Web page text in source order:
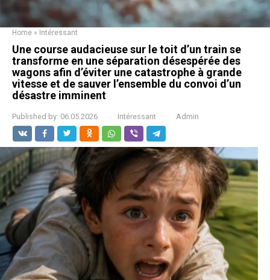
Home » Intéressant
Une course audacieuse sur le toit d’un train se
transforme en une séparation désespérée des
wagons afin d’éviter une catastrophe à grande
vitesse et de sauver l’ensemble du convoi d’un
désastre imminent
Published by: 06.05.2026 Intéressant Admin